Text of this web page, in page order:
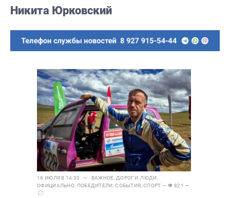
Никита Юрковский
16 ИЮЛЯ В 14:33 — ВАЖНОЕ ДОРОГИ, ЛЮДИ
ОФИЦИАЛЬНО ПОБЕДИТЕЛИ ,СОБЫТИЯ СПОРТ — 👁 821 —